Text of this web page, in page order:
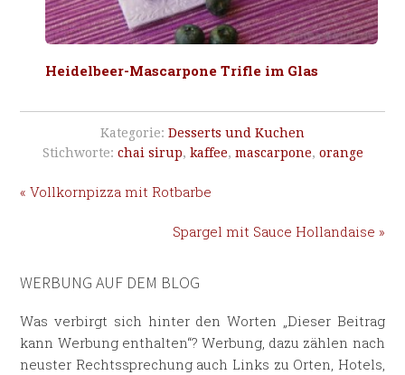
Heidelbeer-Mascarpone Trifle im Glas
Kategorie: Desserts und Kuchen
Stichworte: chai sirup, kaffee, mascarpone, orange
« Vollkornpizza mit Rotbarbe
Spargel mit Sauce Hollandaise »
WERBUNG AUF DEM BLOG
Was verbirgt sich hinter den Worten „Dieser Beitrag
kann Werbung enthalten“? Werbung, dazu zählen nach
neuster Rechtssprechung auch Links zu Orten, Hotels,